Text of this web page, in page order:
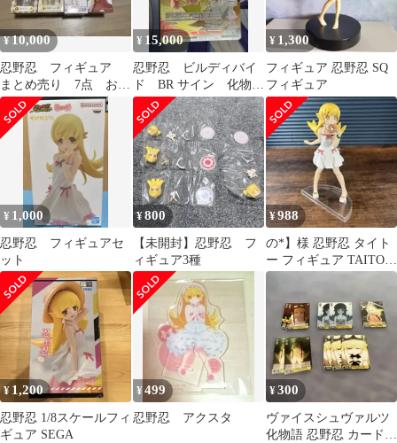
¥10,000
忍野忍 フィギュア
まとめ売り 7点 おま
け付き
¥ 15,000
忍野忍 ビルディバイ
ド BR サイン 化物
語 物語 生涯のパー
トナー
¥ 1,300
フィギュア 忍野忍 SQ
フィギュア
¥ 1,000
忍野忍 フィギュアセ
ット
¥800
【未開封】忍野忍 フ
ィギュア3種
¥988
の*】様 忍野忍 タイト
ー フィギュア TAITO
物語
¥ 1,200
忍野忍 1/8スケールフィ
ギュア SEGA
¥499
忍野忍 アクスタ
¥300
ヴァイスシュヴァルツ
化物語 忍野忍 カードセ